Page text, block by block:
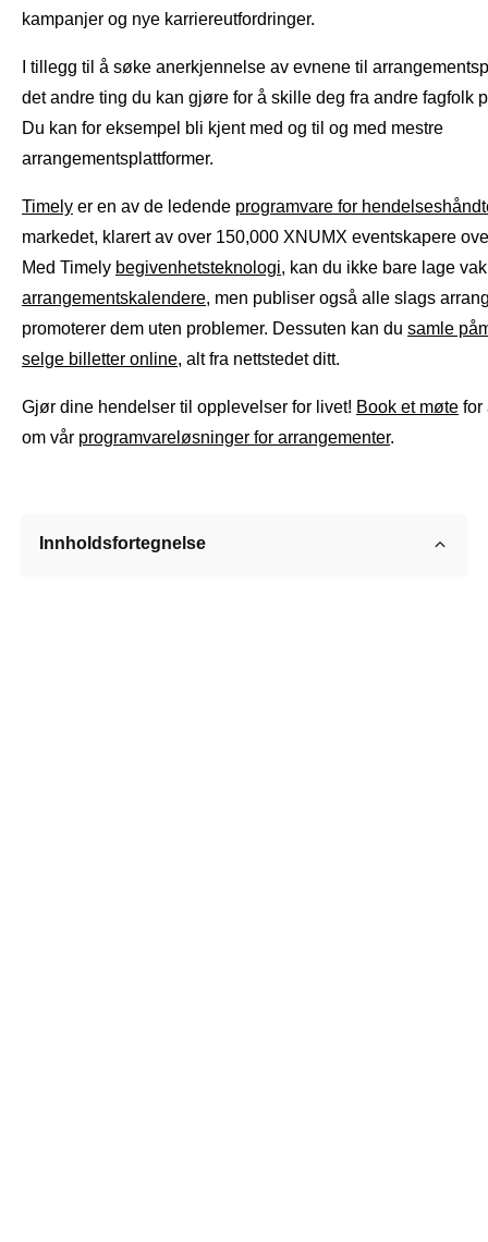
kampanjer og nye karriereutfordringer.
I tillegg til å søke anerkjennelse av evnene til
det andre ting du kan gjøre for å skille deg fra andre fagfolk
Du kan for eksempel bli kjent med og til og med mestre
arrangementsplattformer.
Timely er en av de ledende programvare for
markedet, klarert av over 150,000 XNUMX eventskapere
Med Timely begivenhetsteknologi, kan du ikke bare lage
arrangementskalendere, men publiser også alle slags
promoterer dem uten problemer. Dessuten kan du samle
selge billetter online, alt fra nettstedet ditt.
Gjør dine hendelser til opplevelser for livet! Book et møte for
om vår programvareløsninger for arrangementer.
Innholdsfortegnelse